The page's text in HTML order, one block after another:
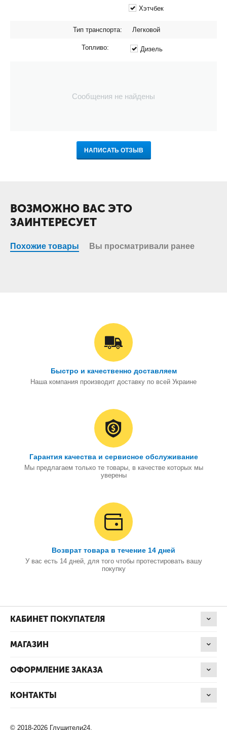
Хэтчбек
Тип транспорта: Легковой
Топливо: Дизель
Сообщения не найдены
НАПИСАТЬ ОТЗЫВ
ВОЗМОЖНО ВАС ЭТО
ЗАИНТЕРЕСУЕТ
Похожие товары Вы просматривали ранее
Быстро и качественно доставляем
Наша компания производит доставку по всей Украине
Гарантия качества и сервисное обслуживание
Мы предлагаем только те товары, в качестве которых мы
уверены
Возврат товара в течение 14 дней
У вас есть 14 дней, для того чтобы протестировать вашу
покупку
КАБИНЕТ ПОКУПАТЕЛЯ
МАГАЗИН
ОФОРМЛЕНИЕ ЗАКАЗА
КОНТАКТЫ
© 2018-2026 Глушители24.